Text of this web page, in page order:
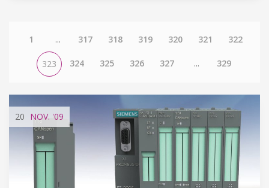
1 ... 317 318 319 320 321 322
323 324 325 326 327 ... 329
20 NOV. '09